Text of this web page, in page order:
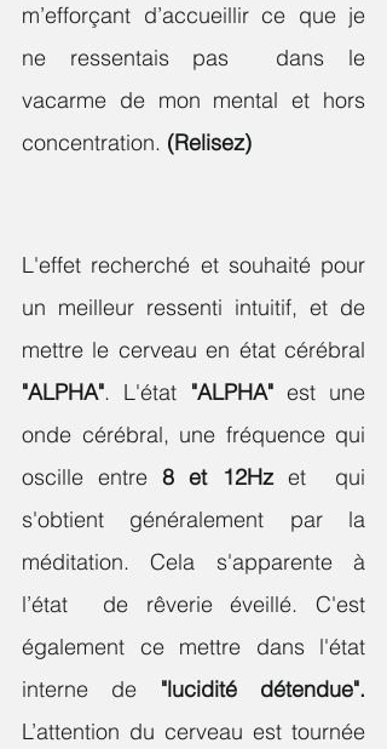
m’efforçant d’accueillir ce que je
ne ressentais pas  dans le
vacarme de mon mental et hors
concentration. (Relisez)
L'effet recherché et souhaité pour
un meilleur ressenti intuitif, et de
"ALPHA". L'état "ALPHA" est une
onde cérébral, une fréquence qui
oscille entre 8 et 12Hz et  qui
s'obtient généralement par la
méditation. Cela s'apparente à
l’état  de rêverie éveillé. C'est
également ce mettre dans l'état
interne de "lucidité détendue".
L’attention du cerveau est tournée